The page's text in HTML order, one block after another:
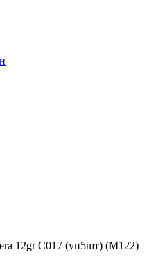
12gr C017 (уп5шт) (M122)